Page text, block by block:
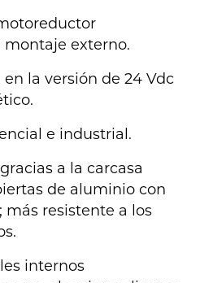
externo.
la versión de 24 Vdc
e industrial.
a la carcasa
de aluminio con
resistente a los
internos